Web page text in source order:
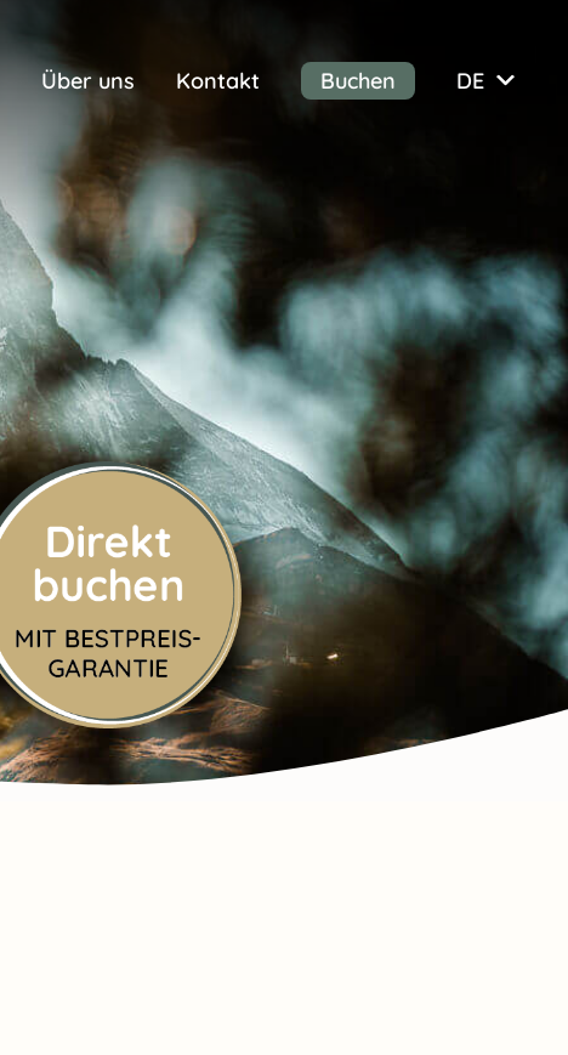
Über uns Kontakt Buchen DE